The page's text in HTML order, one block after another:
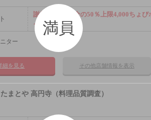
満員
謝礼： 飲食代金の50％上限4,000ちょび
イント
ター
細を見る その他店舗情報を表示
まとや 高円寺（料理品質調査）